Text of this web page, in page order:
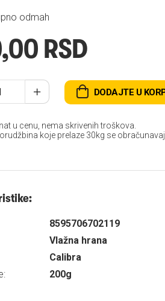
odmah
RSD
DODAJTE U
u cenu, nema skrivenih troškova.
koje prelaze 30kg se
8595706702119
Vlažna hrana
Calibra
200g